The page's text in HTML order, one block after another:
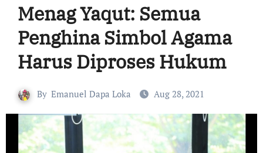
Menag Yaqut: Semua
Penghina Simbol Agama
Harus Diproses Hukum
By Emanuel Dapa Loka Aug 28, 2021